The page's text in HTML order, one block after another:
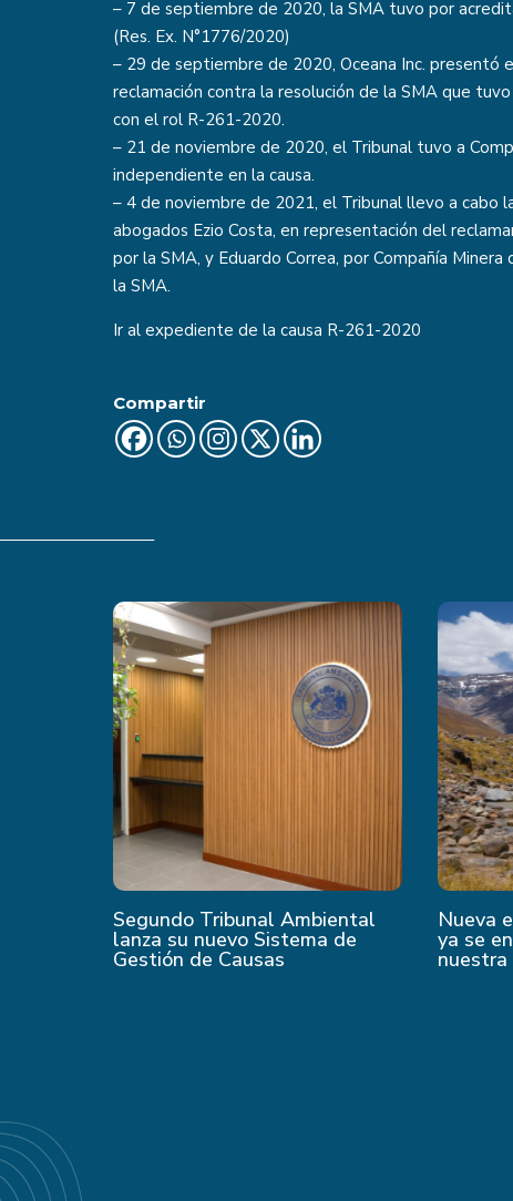
– 7 de septiembre de 2020, la SMA tuvo por
(Res. Ex. N°1776/2020)
– 29 de septiembre de 2020, Oceana Inc. presentó
reclamación contra la resolución de la SMA que
con el rol R-261-2020.
– 21 de noviembre de 2020, el Tribunal tuvo a
independiente en la causa.
– 4 de noviembre de 2021, el Tribunal llevo a cabo
abogados Ezio Costa, en representación del
por la SMA, y Eduardo Correa, por Compañía
la SMA.
Ir al expediente de la causa R-261-2020
Compartir
Segundo Tribunal Ambiental
lanza su nuevo Sistema de
Gestión de Causas
Nueva
ya se